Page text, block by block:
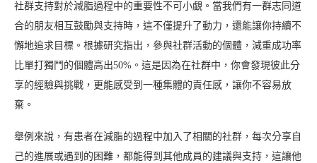
社群支持對於減脂過程中的重要性不可小覷。當我們有一群志同道
合的朋友相互鼓勵與支持時，這不僅提升了動力，還能讓你持續不
懈地追求目標。根據研究指出，參與社群活動的個體，減重成功率
比單打獨鬥的個體高出50%。這是因為在社群中，你會發現彼此分
享的經驗與挑戰，更能感受到一種集體的責任感，讓你不容易放
棄。
舉例來說，有患者在減脂的過程中加入了相關的社群，每次分享自
己的進展或遇到的困難，都能得到其他成員的建議與支持，這讓他